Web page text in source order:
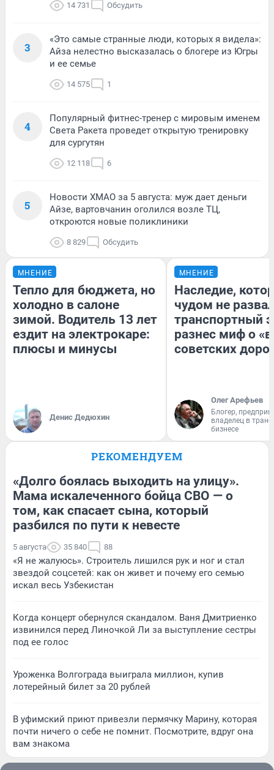
14 731 Обсудить
3
«Это самые странные люди, которых я видела»:
Айза нелестно высказалась о блогере из Югры
и ее семье
14 575 1
4
Популярный фитнес-тренер с мировым именем
Света Ракета проведет открытую тренировку
для сургутян
12 118 6
5
Новости ХМАО за 5 августа: муж дает деньги
Айзе, вартовчанин оголился возле ТЦ,
откроются новые поликлиники
8 829 Обсудить
МНЕНИЕ
Тепло для бюджета, но
холодно в салоне
зимой. Водитель 13 лет
ездит на электрокаре:
плюсы и минусы
Денис Дедюхин
МНЕНИЕ
Наследие,
чудом не
транспортный
разнес миф о
советских
Олег Арефьев
Блогер,
владелец в
бизнесе
РЕКОМЕНДУЕМ
«Долго боялась выходить на улицу».
Мама искалеченного бойца СВО — о
том, как спасает сына, который
разбился по пути к невесте
5 августа 35 840 88
«Я не жалуюсь». Строитель лишился рук и ног и стал
звездой соцсетей: как он живет и почему его семью
искал весь Узбекистан
Когда концерт обернулся скандалом. Ваня Дмитриенко
извинился перед Линочкой Ли за выступление сестры
под ее голос
Уроженка Волгограда выиграла миллион, купив
лотерейный билет за 20 рублей
В уфимский приют привезли пермячку Марину, которая
почти ничего о себе не помнит. Посмотрите, вдруг она
вам знакома